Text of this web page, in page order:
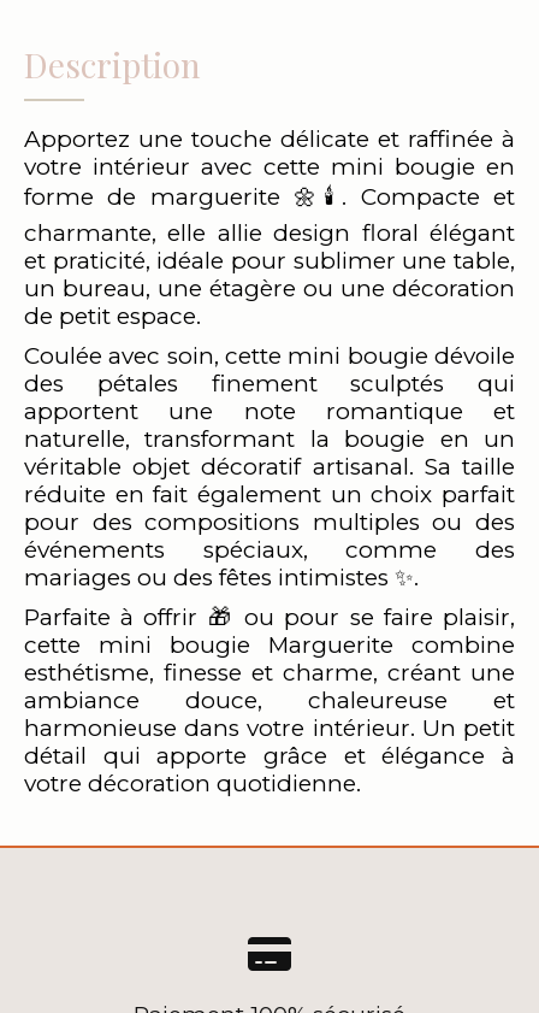
Description
Apportez une touche délicate et raffinée à
votre intérieur avec cette mini bougie en
forme de marguerite 🌼🕯️. Compacte et
charmante, elle allie design floral élégant
et praticité, idéale pour sublimer une table,
un bureau, une étagère ou une décoration
de petit espace.
Coulée avec soin, cette mini bougie dévoile
des pétales finement sculptés qui
apportent une note romantique et
naturelle, transformant la bougie en un
véritable objet décoratif artisanal. Sa taille
réduite en fait également un choix parfait
pour des compositions multiples ou des
événements spéciaux, comme des
mariages ou des fêtes intimistes ✨.
Parfaite à offrir 🎁 ou pour se faire plaisir,
cette mini bougie Marguerite combine
esthétisme, finesse et charme, créant une
ambiance douce, chaleureuse et
harmonieuse dans votre intérieur. Un petit
détail qui apporte grâce et élégance à
votre décoration quotidienne.
